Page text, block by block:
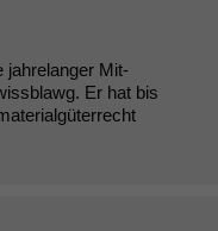
jahrelanger Mit-
Er hat bis